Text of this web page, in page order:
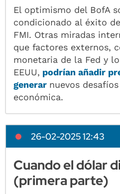
El optimismo del BofA
condicionado al éxito
FMI. Otras miradas
que factores externos,
monetaria de la Fed y
EEUU, podrían añadir
generar nuevos
económica.
26-02-2025 12:43
Cuando el dólar
(primera parte)